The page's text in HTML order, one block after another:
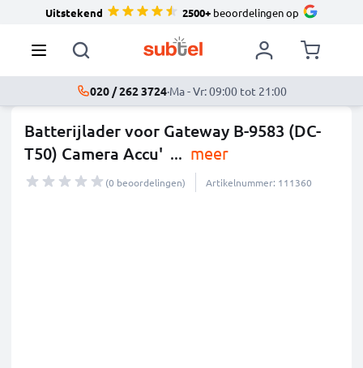
Uitstekend 2500+beoordelingen op
020 / 262 3724·Ma - Vr: 09:00 tot 21:00
Batterijlader voor Gateway B-9583 (DC-
T50) Camera Accu' ... meer
(0 beoordelingen) Artikelnummer: 111360